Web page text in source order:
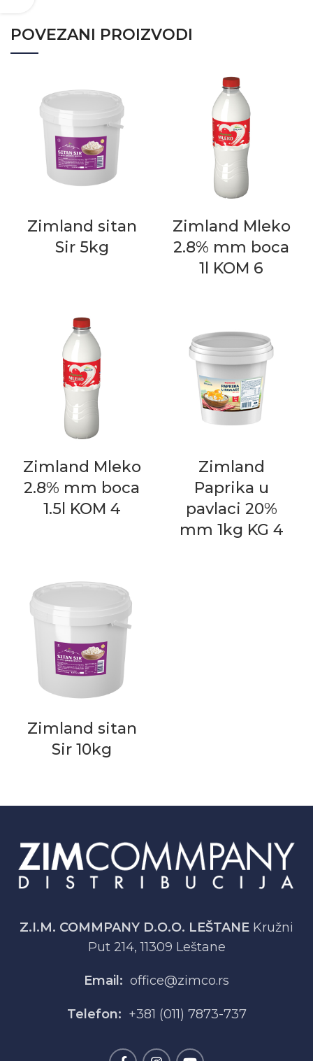
POVEZANI PROIZVODI
Zimland sitan
Sir 5kg
Zimland Mleko
2.8% mm boca
1l KOM 6
Zimland Mleko
2.8% mm boca
1.5l KOM 4
Zimland
Paprika u
pavlaci 20%
mm 1kg KG 4
Zimland sitan
Sir 10kg
Z.I.M. COMMPANY D.O.O. LEŠTANE Kružni
Put 214, 11309 Leštane
Email: office@zimco.rs
Telefon: +381 (011) 7873-737